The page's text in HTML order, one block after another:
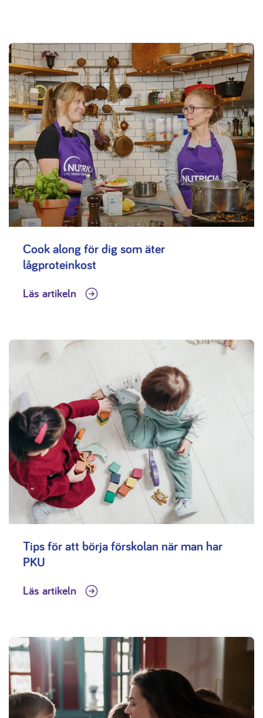
Cook along för dig som äter
lågproteinkost
Läs artikeln
Tips för att börja förskolan när man har
PKU
Läs artikeln